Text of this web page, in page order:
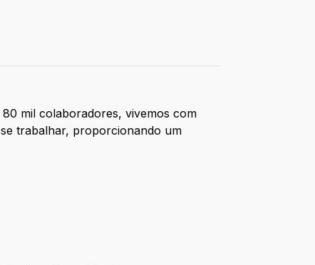
mil colaboradores, vivemos com
trabalhar, proporcionando um